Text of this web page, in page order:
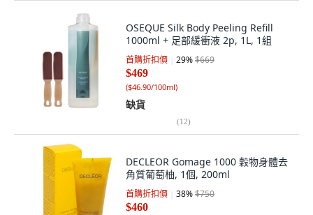
OSEQUE Silk Body Peeling Refill
1000ml + 足部緩衝液 2p, 1L, 1組
首購折扣價 29%$669
$469
($46.90/100ml)
缺貨
(12)
DECLEOR Gomage 1000 穀物身體去
角質葡萄柚, 1個, 200ml
首購折扣價 38%$750
$460